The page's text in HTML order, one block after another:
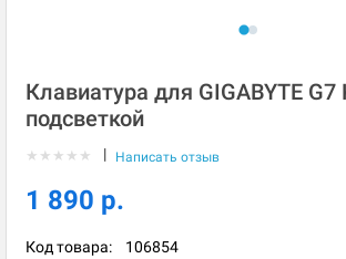
Клавиатура для GIGABYTE G7
подсветкой
★ ★ ★ ★ ★ | Написать отзыв
1 890 р.
Код товара: 106854